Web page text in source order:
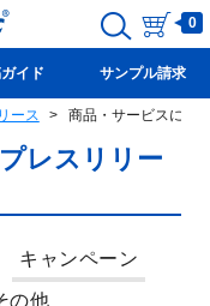
0
イド サンプル請求
ース 商品・サービスに関
レスリリー
キャンペーン
の他